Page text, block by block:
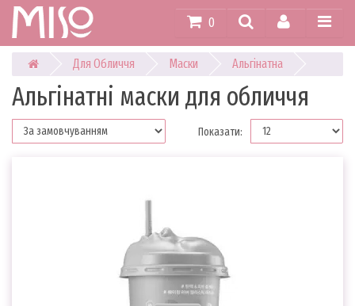
0
Для Обличчя Маски Альгінатна
Альгінатні маски для обличчя
Показати: